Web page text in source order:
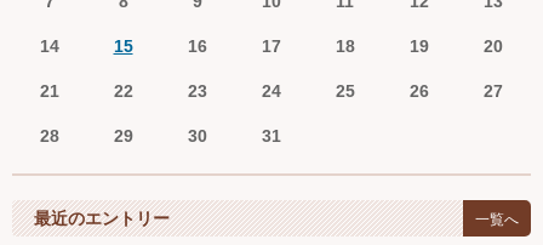
14 15 16 17 18 19 20
21 22 23 24 25 26 27
28 29 30 31
最近のエントリー 一覧へ